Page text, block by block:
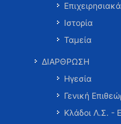
Ιστορία
Ταμεία
ΔΙΑΡΘΡΩΣΗ
Ηγεσία
Γενική
Κλάδοι Λ.Σ. -